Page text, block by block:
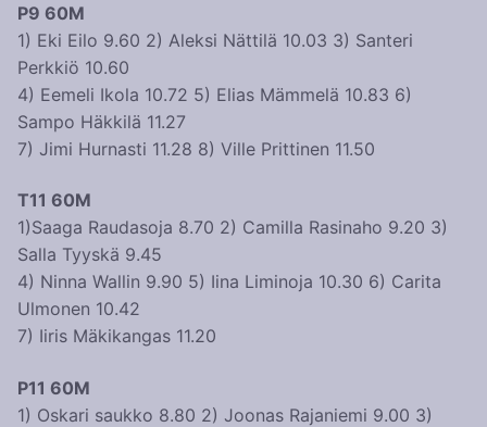
P9 60M
1) Eki Eilo 9.60 2) Aleksi Nättilä 10.03 3) Santeri
Perkkiö 10.60
4) Eemeli Ikola 10.72 5) Elias Mämmelä 10.83 6)
Sampo Häkkilä 11.27
7) Jimi Hurnasti 11.28 8) Ville Prittinen 11.50
T11 60M
1)Saaga Raudasoja 8.70 2) Camilla Rasinaho 9.20 3)
Salla Tyyskä 9.45
4) Ninna Wallin 9.90 5) Iina Liminoja 10.30 6) Carita
Ulmonen 10.42
7) Iiris Mäkikangas 11.20
P11 60M
1) Oskari saukko 8.80 2) Joonas Rajaniemi 9.00 3)